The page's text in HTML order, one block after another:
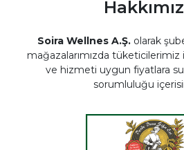
Soira Wellnes A.Ş.olarak
mağazalarımızda
ve hizmeti uygun fiyatlara
sorumluluğu